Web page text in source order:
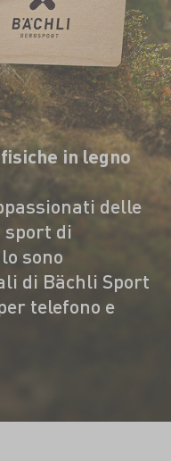
in legno
delle
sport di
sono
di Bächli Sport
telefono e